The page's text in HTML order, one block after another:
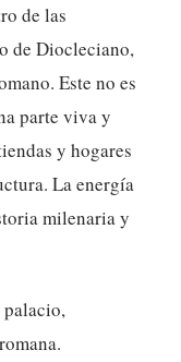
de las
de Diocleciano,
Este no es
parte viva y
y hogares
La energía
milenaria y
palacio,